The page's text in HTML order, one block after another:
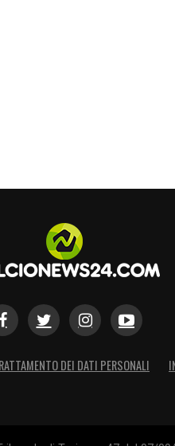
DEI DATI PERSONALI